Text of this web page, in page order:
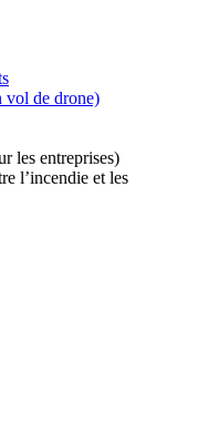
vol de drone)
les entreprises)
l’incendie et les